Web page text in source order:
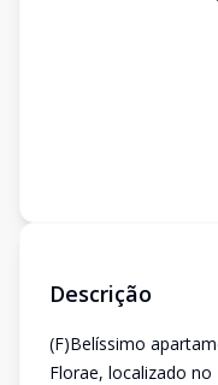
Descrição
(F)Belíssimo
Florae, localizado no